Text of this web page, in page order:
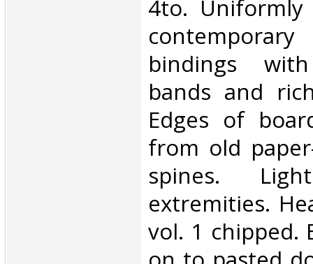
4to.
bindings
bands and
Edges of
from old
spines.
extremities.
vol. 1 chipped.